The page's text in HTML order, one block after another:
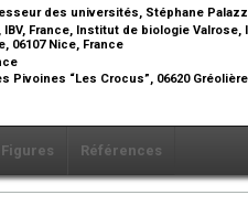
des universités, Stéphane
France, Institut de biologie Valrose,
06107 Nice, France
Pivoines “Les Crocus”, 06620
Figures Références